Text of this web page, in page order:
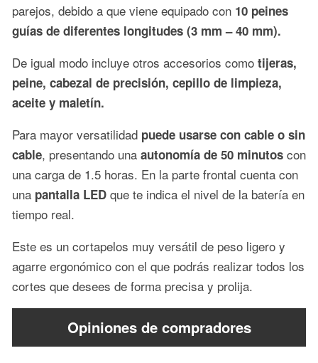
parejos, debido a que viene equipado con 10 peines
guías de diferentes longitudes (3 mm – 40 mm).
De igual modo incluye otros accesorios como tijeras,
peine, cabezal de precisión, cepillo de limpieza,
aceite y maletín.
Para mayor versatilidad puede usarse con cable o sin
cable, presentando una autonomía de 50 minutos con
una carga de 1.5 horas. En la parte frontal cuenta con
una pantalla LED que te indica el nivel de la batería en
tiempo real.
Este es un cortapelos muy versátil de peso ligero y
agarre ergonómico con el que podrás realizar todos los
cortes que desees de forma precisa y prolija.
Opiniones de compradores